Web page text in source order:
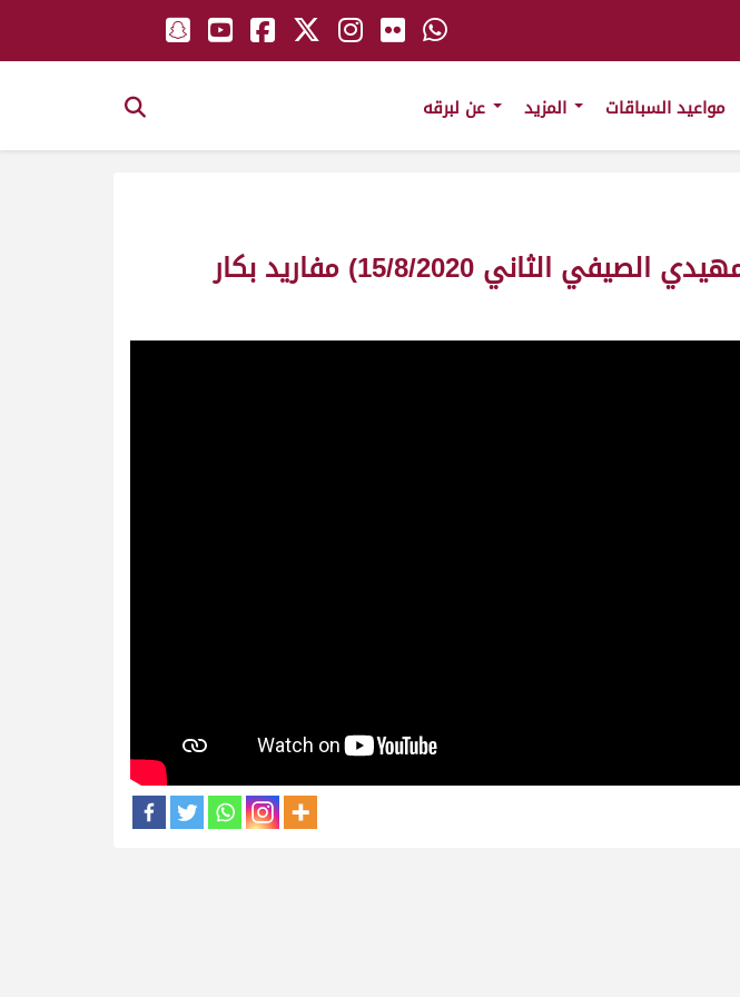
مواعيد السباقات
ش19 شبرية لـ صالح سالم أبا الزمات المري (السباق التمهيدي الصيفي الثاني 15/8/2020) مفاريد بكار